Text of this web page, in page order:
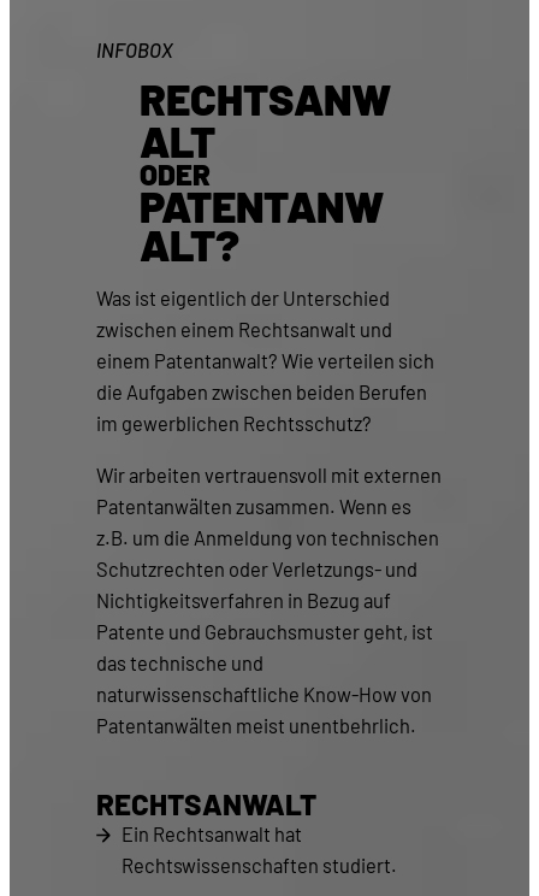
INFOBOX
RECHTSANW
ALT
ODER
PATENTANW
ALT?
Was ist eigentlich der Unterschied
zwischen einem Rechtsanwalt und
einem Patentanwalt? Wie verteilen sich
die Aufgaben zwischen beiden Berufen
im gewerblichen Rechtsschutz?
Wir arbeiten vertrauensvoll mit externen
Patentanwälten zusammen. Wenn es
z.B. um die Anmeldung von technischen
Schutzrechten oder Verletzungs- und
Nichtigkeitsverfahren in Bezug auf
Patente und Gebrauchsmuster geht, ist
das technische und
naturwissenschaftliche Know-How von
Patentanwälten meist unentbehrlich.
RECHTSANWALT
Ein Rechtsanwalt hat
Rechtswissenschaften studiert.